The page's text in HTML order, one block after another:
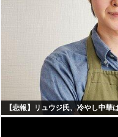
【悲報】リュウジ氏、冷やし中華